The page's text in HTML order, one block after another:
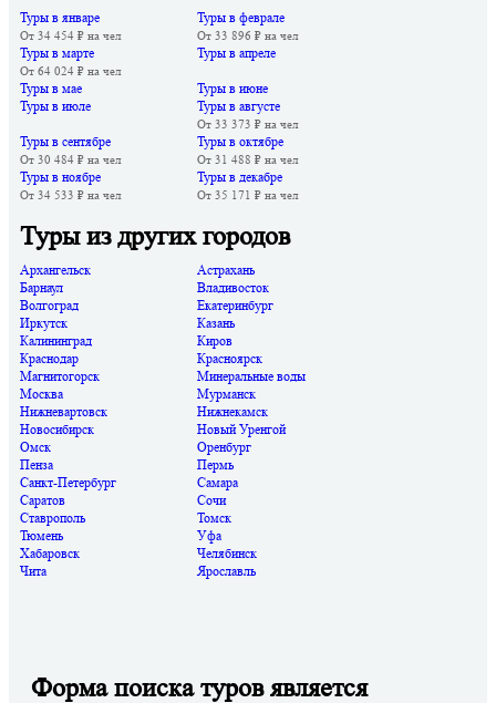
Туры в январе
От 34 454 ₽ на чел
Туры в феврале
От 33 896 ₽ на чел
Туры в марте
От 64 024 ₽ на чел
Туры в апреле
Туры в мае
Туры в июне
Туры в июле
Туры в августе
От 33 373 ₽ на чел
Туры в сентябре
От 30 484 ₽ на чел
Туры в октябре
От 31 488 ₽ на чел
Туры в ноябре
От 34 533 ₽ на чел
Туры в декабре
От 35 171 ₽ на чел
Туры из других городов
Архангельск
Астрахань
Барнаул
Владивосток
Волгоград
Екатеринбург
Иркутск
Казань
Калининград
Киров
Краснодар
Красноярск
Магнитогорск
Минеральные воды
Москва
Мурманск
Нижневартовск
Нижнекамск
Новосибирск
Новый Уренгой
Омск
Оренбург
Пенза
Пермь
Санкт-Петербург
Самара
Саратов
Сочи
Ставрополь
Томск
Тюмень
Уфа
Хабаровск
Челябинск
Чита
Ярославль
Форма поиска туров является